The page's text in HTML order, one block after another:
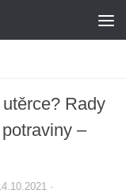
Rady
–
·